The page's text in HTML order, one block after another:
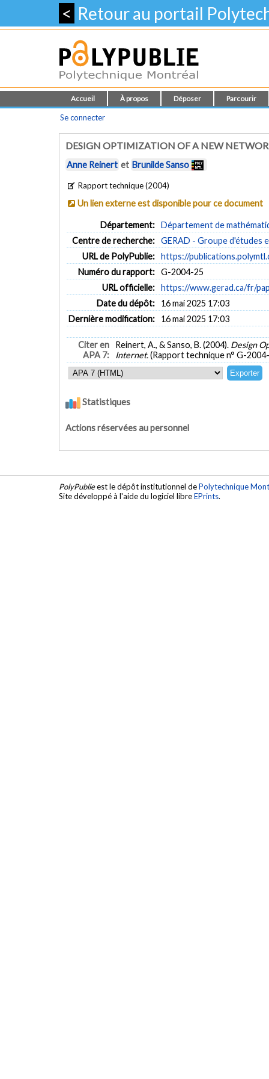
< Retour au portail
Accueil À propos Déposer Parcourir
Se connecter
DESIGN OPTIMIZATION OF A NEW
Anne Reinert et Brunilde Sanso
Rapport technique (2004)
Un lien externe est disponible pour ce document
Département: Département de
Centre de recherche: GERAD - Groupe d'études
URL de PolyPublie: https://
Numéro du rapport: G-2004-25
URL officielle: https://www.gerad.ca/fr/
Date du dépôt:
16 mai 2025 17:03
Dernière modification:
16 mai 2025 17:03
Citer en
APA 7:
Reinert, A., & Sanso, B. (2004). Design
Internet.(Rapport technique n° G-
Statistiques
Actions réservées au personnel
PolyPublieest le dépôt institutionnel dePolytechnique
Site développé à l'aide du logiciel libreEPrints.